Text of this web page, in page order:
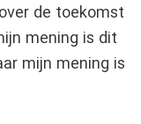
de toekomst
mening is dit
mijn mening is